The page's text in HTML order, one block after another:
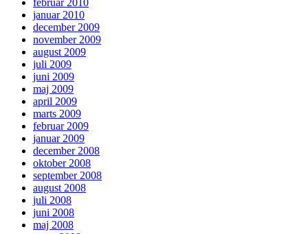
januar 2010
december 2009
november 2009
august 2009
juli 2009
juni 2009
maj 2009
april 2009
marts 2009
februar 2009
januar 2009
december 2008
oktober 2008
september 2008
august 2008
juli 2008
juni 2008
maj 2008